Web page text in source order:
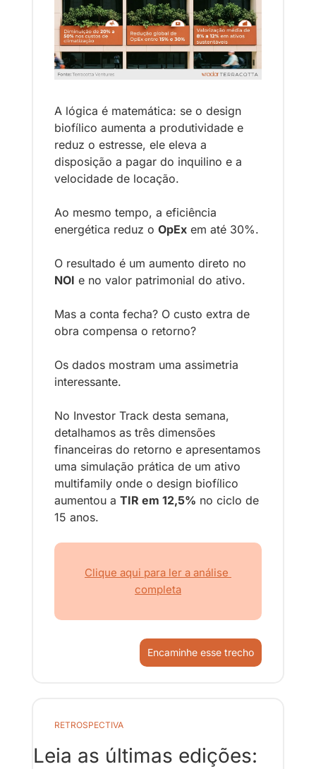
A lógica é matemática: se o design
biofílico aumenta a produtividade e
reduz o estresse, ele eleva a
disposição a pagar do inquilino e a
velocidade de locação.
Ao mesmo tempo, a eficiência
energética reduz o OpEx em até 30%.
NOI e no valor patrimonial do ativo.
Mas a conta fecha? O custo extra de
obra compensa o retorno?
Os dados mostram uma assimetria
interessante.
No Investor Track desta semana,
detalhamos as três dimensões
financeiras do retorno e apresentamos
uma simulação prática de um ativo
multifamily onde o design biofílico
aumentou a TIR em 12,5% no ciclo de
15 anos.
Clique aqui para ler a análise
completa
Encaminhe esse trecho
RETROSPECTIVA
Leia as últimas edições: